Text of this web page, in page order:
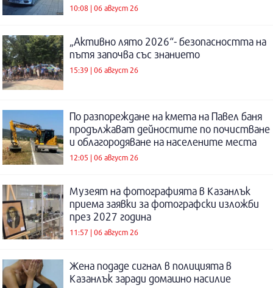
10:08 | 06 август 26
„Активно лято 2026“- безопасността на
пътя започва със знанието
15:39 | 06 август 26
По разпореждане на кмета на Павел баня
продължават дейностите по почистване
и облагородяване на населените места
12:05 | 06 август 26
Музеят на фотографията в Казанлък
приема заявки за фотографски изложби
през 2027 година
11:57 | 06 август 26
Жена подаде сигнал в полицията в
Казанлък заради домашно насилие